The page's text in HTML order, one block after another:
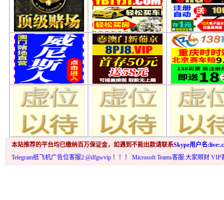
本站推荐的平台均已缴纳百万保证金，如遇到不能出款请联系Skype用户名
Telegram纸飞机广告位客服2:@dfgwvip ！！！ Microsoft Teams客服:大家顺财 VIP